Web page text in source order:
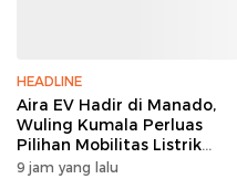
HEADLINE
Aira EV Hadir di Manado,
Wuling Kumala Perluas
Pilihan Mobilitas Listrik
untuk Masyarakat Sulawesi
9 jam yang lalu